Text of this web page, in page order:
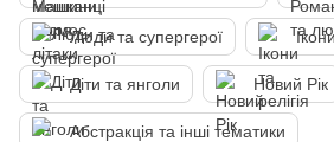
Люди та супергерої
Діти та янголи Новий Рік
Абстракція та інші тематики